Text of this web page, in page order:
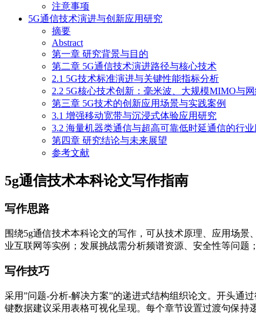
注意事项
5G通信技术演进与创新应用研究
摘要
Abstract
第一章 研究背景与目的
第二章 5G通信技术演进路径与核心技术
2.1 5G技术标准演进与关键性能指标分析
2.2 5G核心技术创新：毫米波、大规模MIMO与
第三章 5G技术的创新应用场景与实践案例
3.1 增强移动宽带与沉浸式体验应用研究
3.2 海量机器类通信与超高可靠低时延通信的行业
第四章 研究结论与未来展望
参考文献
5g通信技术本科论文写作指南
写作思路
围绕5g通信技术本科论文的写作，可从技术原理、应用场
业互联网等实例；发展挑战需分析频谱资源、安全性等问题
写作技巧
采用”问题-分析-解决方案”的递进式结构组织论文。开头通
键数据建议采用表格可视化呈现。每个章节设置过渡句保持